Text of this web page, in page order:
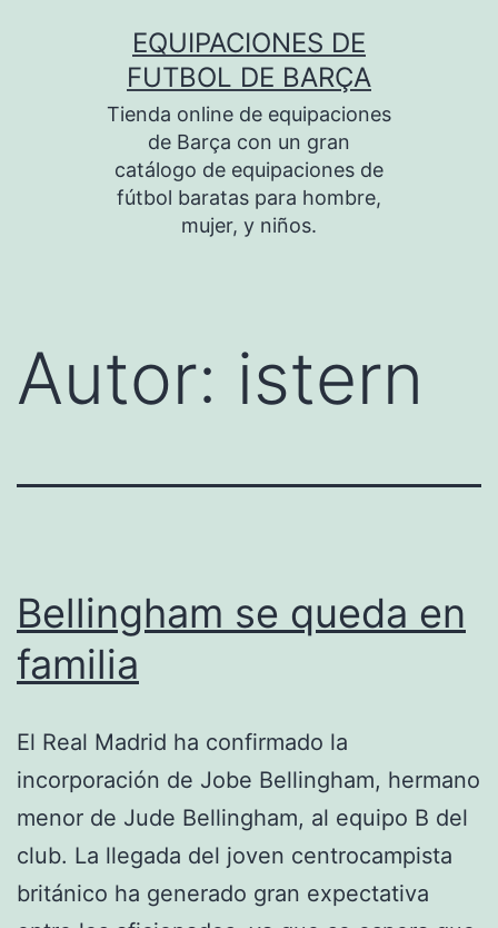
EQUIPACIONES DE
FUTBOL DE BARÇA
Tienda online de equipaciones
de Barça con un gran
catálogo de equipaciones de
fútbol baratas para hombre,
mujer, y niños.
Autor: istern
Bellingham se queda en
familia
El Real Madrid ha confirmado la
incorporación de Jobe Bellingham, hermano
menor de Jude Bellingham, al equipo B del
club. La llegada del joven centrocampista
británico ha generado gran expectativa